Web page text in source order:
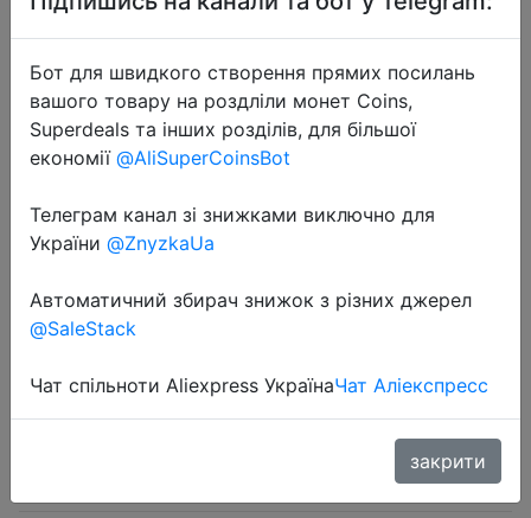
2023-09-28
Brush Lipstick Lip Glossy Wands
Pen Cleaner Applicator Makeup
Brushes Tools
$1.03
Бот для швидкого створення прямих посилань
вашого товару на роздліли монет Coins,
Superdeals та інших розділів, для більшої
економії @AliSuperCoinsBot
Телеграм канал зі знижками виключно для
України @ZnyzkaUa
Автоматичний збирач знижок з різних джерел
@SaleStack
Чат спільноти Aliexpress УкраїнаЧат Аліекспресс
закрити